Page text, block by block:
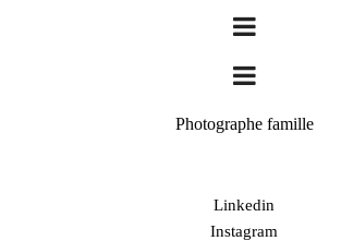
Photographe famille
Linkedin
Instagram